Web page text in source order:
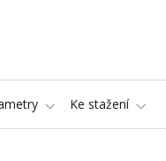
Ke stažení